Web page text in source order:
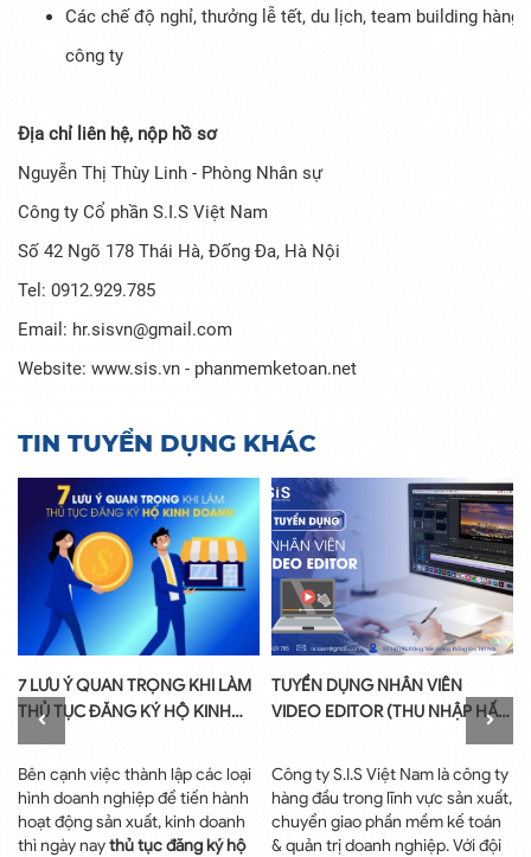
Các chế độ nghỉ, thưởng lễ tết, du lịch, team building hàng
công ty
Địa chỉ liên hệ, nộp hồ sơ
Nguyễn Thị Thùy Linh - Phòng Nhân sự
Công ty Cổ phần S.I.S Việt Nam
Số 42 Ngõ 178 Thái Hà, Đống Đa, Hà Nội
Tel: 0912.929.785
Email: hr.sisvn@gmail.com
Website: www.sis.vn - phanmemketoan.net
TIN TUYỂN DỤNG KHÁC
7 LƯU Ý QUAN TRỌNG KHI LÀM
THỦ TỤC ĐĂNG KÝ HỘ KINH
Bên cạnh việc thành lập các loại
hình doanh nghiệp để tiến hành
hoạt động sản xuất, kinh doanh
thì ngày naythủ tục đăng ký hộ
TUYỂN DỤNG NHÂN VIÊN
VIDEO EDITOR (THU NHẬP HẤP
Công ty S.I.S Việt Nam là công ty
hàng đầu trong lĩnh vực sản xuất,
chuyển giao phần mềm kế toán
& quản trị doanh nghiệp. Với đội